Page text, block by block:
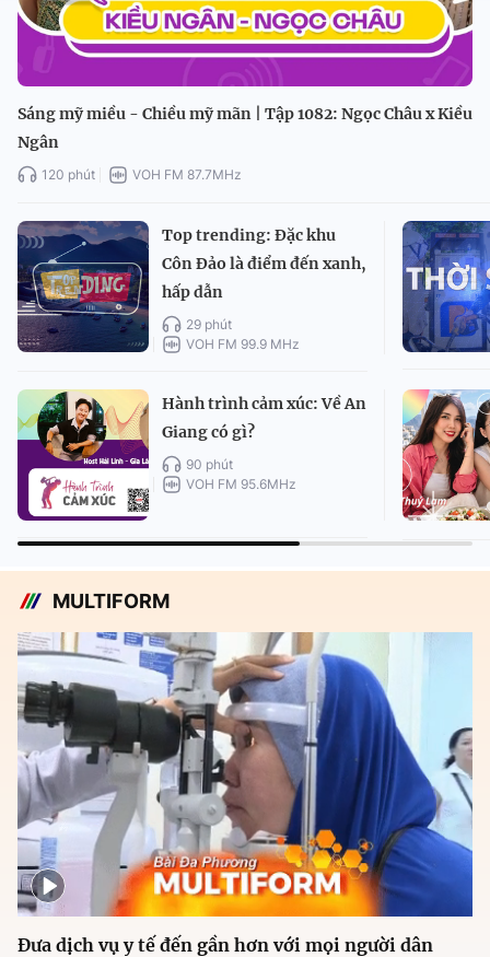
Sáng mỹ miều - Chiều mỹ mãn | Tập 1082: Ngọc Châu x Kiều
Ngân
120 phút VOH FM 87.7MHz
Top trending: Đặc khu
Côn Đảo là điểm đến xanh,
hấp dẫn
29 phút
VOH FM 99.9 MHz
Hành trình cảm xúc: Về An
Giang có gì?
90 phút
VOH FM 95.6MHz
MULTIFORM
Đưa dịch vụ y tế đến gần hơn với mọi người dân